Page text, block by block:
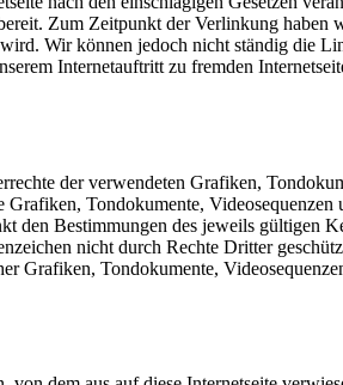
Zum Zeitpunkt der Verlinkung
Wir können jedoch nicht ständig die
Internetauftritt zu fremden
der verwendeten Grafiken,
Tondokumente,
den Bestimmungen des jeweils gültigen
nicht durch Rechte Dritter
Grafiken, Tondokumente,